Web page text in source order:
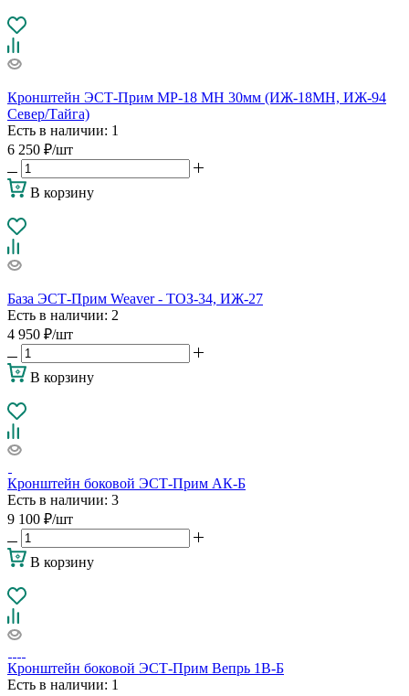
Кронштейн ЭСТ-Прим МР-18 МН 30мм (ИЖ-18МН, ИЖ-94
Север/Тайга)
Есть в наличии: 1
6 250 ₽/шт
В корзину
База ЭСТ-Прим Weaver - ТОЗ-34, ИЖ-27
Есть в наличии: 2
4 950 ₽/шт
В корзину
Кронштейн боковой ЭСТ-Прим АК-Б
Есть в наличии: 3
9 100 ₽/шт
В корзину
Кронштейн боковой ЭСТ-Прим Вепрь 1В-Б
Есть в наличии: 1